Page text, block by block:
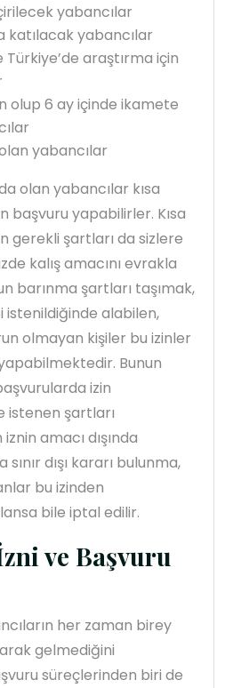
yabancılar
katılacak yabancılar
Türkiye’de araştırma için
olup 6 ay içinde ikamete
yabancılar
olan yabancılar kısa
başvuru yapabilirler. Kısa
gerekli şartları da sizlere
kalış amacını evrakla
barınma şartları taşımak,
istenildiğinde alabilen,
olmayan kişiler bu izinler
Bunun
izin
istenen şartları
amacı dışında
sınır dışı kararı bulunma,
bu izinden
bile iptal edilir.
ve Başvuru
her zaman birey
gelmediğini
süreçlerinden biri de